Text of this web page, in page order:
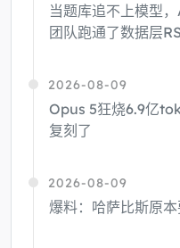
当题库追不上模型
团队跑通了数据层
2026-08-09
Opus 5狂烧6.9亿
复刻了
2026-08-09
爆料：哈萨比斯原